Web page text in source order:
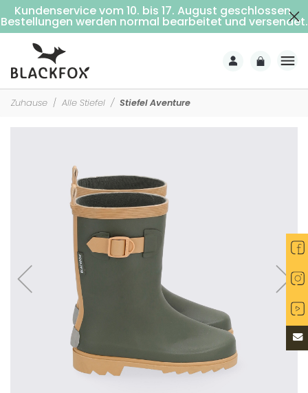
Kostenlose Lieferung ab 69€ Einkaufswert (Nach Hause mit Unterschrift)
Zuhause Alle Stiefel Stiefel Aventure
Kundenservice vom 10. bis 17. August geschlossen.
Bestellungen werden normal bearbeitet und versendet.